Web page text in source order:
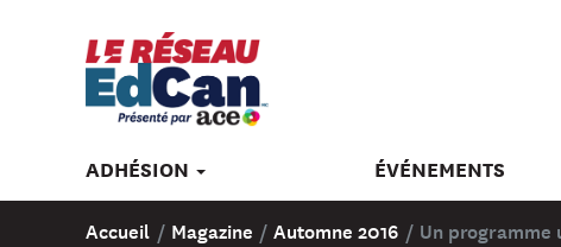
ADHÉSION ÉVÉNEMENTS
Accueil / Magazine / Automne 2016 / Un